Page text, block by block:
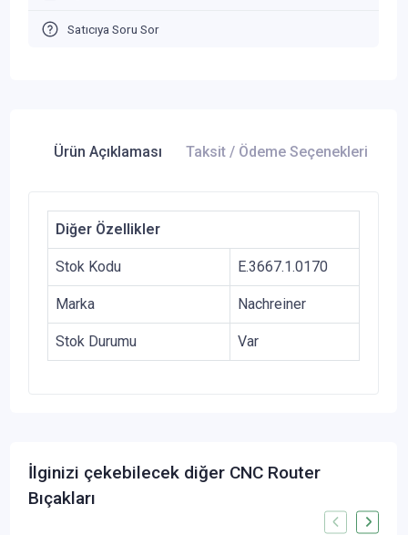
Satıcıya Soru Sor
Ürün Açıklaması Taksit / Ödeme Seçenekleri
Diğer Özellikler
Stok Kodu E.3667.1.0170
Marka Nachreiner
Stok Durumu Var
İlginizi çekebilecek diğer CNC Router
Bıçakları